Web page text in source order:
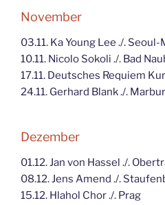
November
03.11. Ka Young Lee ./.
10.11. Nicolo Sokoli ./. Bad
17.11. Deutsches Requiem
24.11. Gerhard Blank ./.
Dezember
01.12. Jan von Hassel ./.
08.12. Jens Amend ./.
15.12. Hlahol Chor ./. Prag